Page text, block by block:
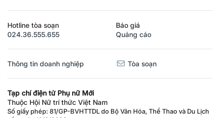
Hotline tòa soạn
024.36.555.655
Báo giá
Quảng cáo
Thông tin doanh nghiệp Tòa soạn
Tạp chí điện tử Phụ nữ Mới
Thuộc Hội Nữ trí thức Việt Nam
Số giấy phép: 81/GP-BVHTTDL do Bộ Văn Hóa, Thể Thao và Du Lịch